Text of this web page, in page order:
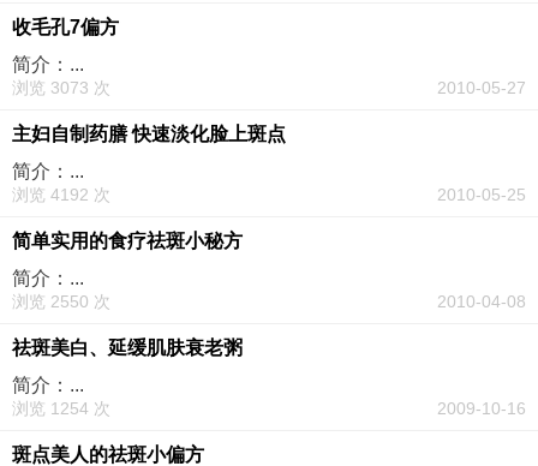
收毛孔7偏方
简介：...
浏览 3073 次 2010-05-27
主妇自制药膳 快速淡化脸上斑点
简介：...
浏览 4192 次 2010-05-25
简单实用的食疗祛斑小秘方
简介：...
浏览 2550 次 2010-04-08
祛斑美白、延缓肌肤衰老粥
简介：...
浏览 1254 次 2009-10-16
斑点美人的祛斑小偏方